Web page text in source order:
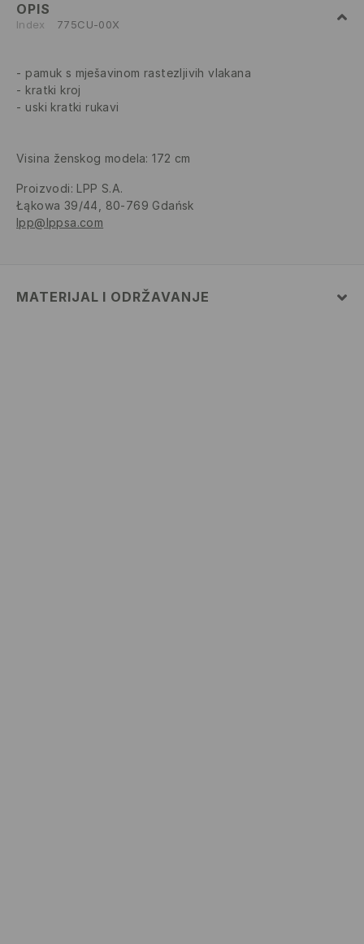
OPIS
Index 775CU-00X
pamuk s mješavinom rastezljivih vlakana
kratki kroj
uski kratki rukavi
Visina ženskog modela: 172 cm
Proizvodi: LPP S.A.
Łąkowa 39/44, 80-769 Gdańsk
lpp@lppsa.com
MATERIJAL I ODRŽAVANJE